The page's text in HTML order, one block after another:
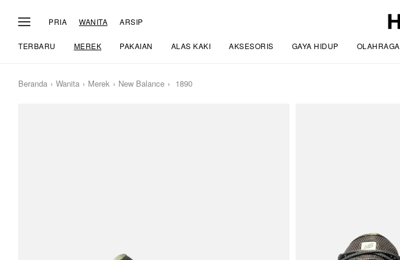
PRIA WANITA ARSIP
TERBARU MEREK PAKAIAN ALAS KAKI AKSESORIS GAYA HIDUP OLAHRAGA
Beranda Wanita Merek New Balance 1890